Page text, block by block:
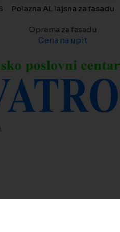
Polazna AL lajsna za fasadu
Oprema za fasadu
Cena na upit